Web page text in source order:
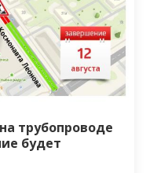
трубопроводе
будет